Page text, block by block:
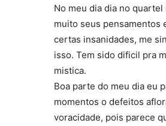
No meu dia dia no
muito seus pensamentos
certas insanidades, me
isso. Tem sido dificil pra
mistica.
Boa parte do meu dia eu
momentos o defeitos
voracidade, pois parece